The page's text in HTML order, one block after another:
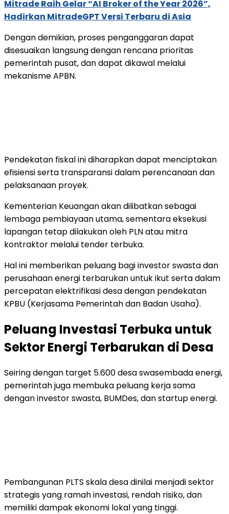
Mitrade Raih Gelar “AI Broker of the Year 2026”,
Hadirkan MitradeGPT Versi Terbaru di Asia
Dengan demikian, proses penganggaran dapat
disesuaikan langsung dengan rencana prioritas
pemerintah pusat, dan dapat dikawal melalui
mekanisme APBN.
Pendekatan fiskal ini diharapkan dapat menciptakan
efisiensi serta transparansi dalam perencanaan dan
pelaksanaan proyek.
Kementerian Keuangan akan dilibatkan sebagai
lembaga pembiayaan utama, sementara eksekusi
lapangan tetap dilakukan oleh PLN atau mitra
kontraktor melalui tender terbuka.
Hal ini memberikan peluang bagi investor swasta dan
perusahaan energi terbarukan untuk ikut serta dalam
percepatan elektrifikasi desa dengan pendekatan
KPBU (Kerjasama Pemerintah dan Badan Usaha).
Peluang Investasi Terbuka untuk
Sektor Energi Terbarukan di Desa
Seiring dengan target 5.600 desa swasembada energi,
pemerintah juga membuka peluang kerja sama
dengan investor swasta, BUMDes, dan startup energi.
Pembangunan PLTS skala desa dinilai menjadi sektor
strategis yang ramah investasi, rendah risiko, dan
memiliki dampak ekonomi lokal yang tinggi.